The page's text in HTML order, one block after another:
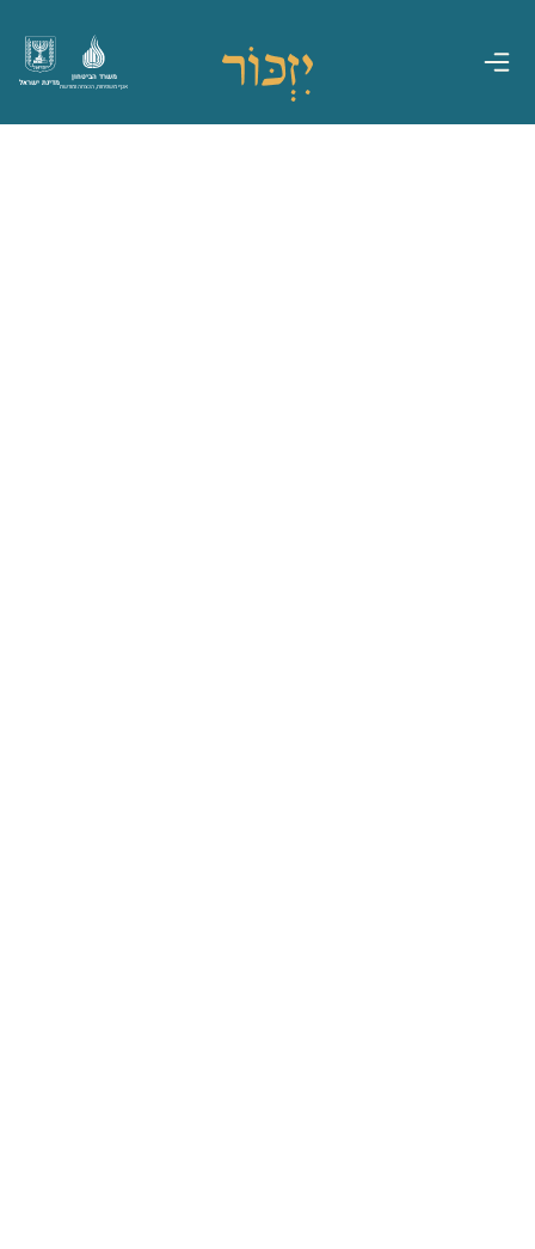
מדינת ישראל
משרד הביטחון
אגף משפחות, הנצחה ומורשת